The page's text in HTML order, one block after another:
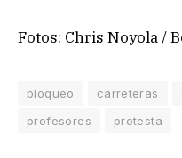
Fotos: Chris Noyola /
bloqueo carreteras
profesores
protesta